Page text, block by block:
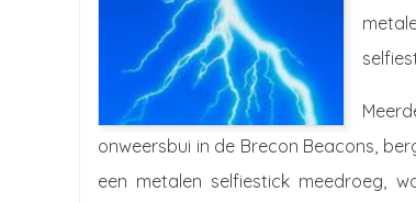
onweersbui in de Brecon Beacons,
een metalen selfiestick meedroeg,